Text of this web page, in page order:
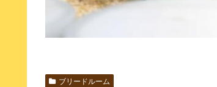
ブリードルーム